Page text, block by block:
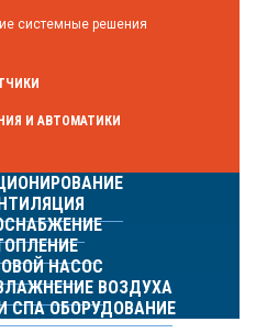
системные решения
И АВТОМАТИКИ
НАСОС
ВОЗДУХА
СПА ОБОРУДОВАНИЕ